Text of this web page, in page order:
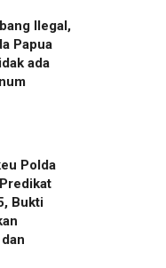
Ilegal,
Papua
ada
Polda
Bukti